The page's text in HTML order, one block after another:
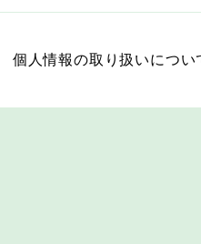
個人情報の取り扱いについ